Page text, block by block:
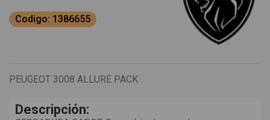
Codigo: 1386655
PEUGEOT 3008 ALLURE PACK
Descripción: